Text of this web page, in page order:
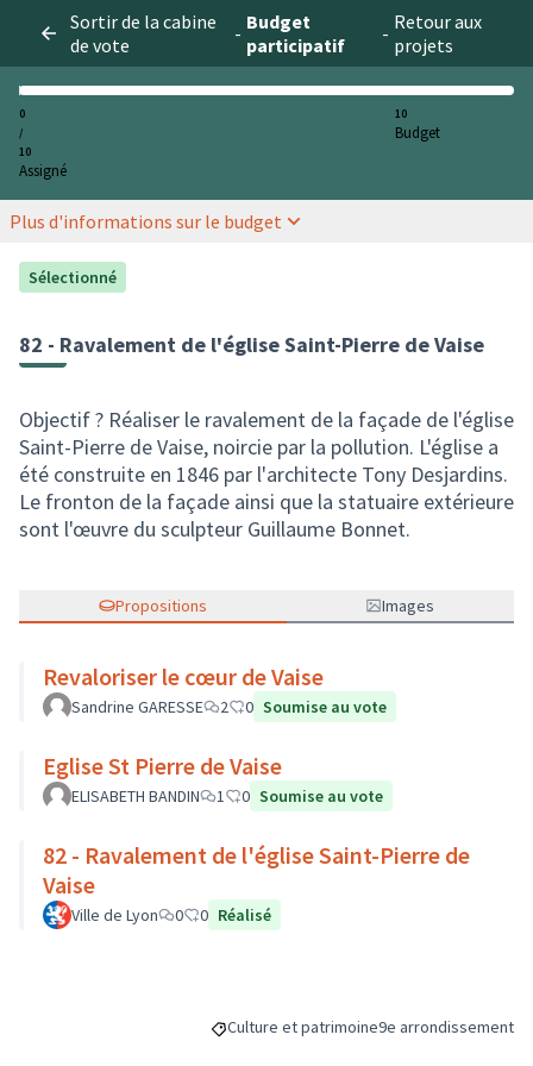
Sortir de la cabine
de vote
- Budget
participatif
- Retour aux
projets
0
/
10
Assigné
10
Budget
Plus d'informations sur le budget
Sélectionné
82 - Ravalement de l'église Saint-Pierre de Vaise
Objectif ? Réaliser le ravalement de la façade de l'église
Saint-Pierre de Vaise, noircie par la pollution. L'église a
été construite en 1846 par l'architecte Tony Desjardins.
Le fronton de la façade ainsi que la statuaire extérieure
sont l'œuvre du sculpteur Guillaume Bonnet.
Propositions Images
Revaloriser le cœur de Vaise
Sandrine GARESSE 2 0 Soumise au vote
Eglise St Pierre de Vaise
ELISABETH BANDIN 1 0 Soumise au vote
82 - Ravalement de l'église Saint-Pierre de
Vaise
Ville de Lyon 0 0 Réalisé
Filtrer les résultats de la catégorie :
Culture et patrimoineFiltrer les résultats
9e arrondissement